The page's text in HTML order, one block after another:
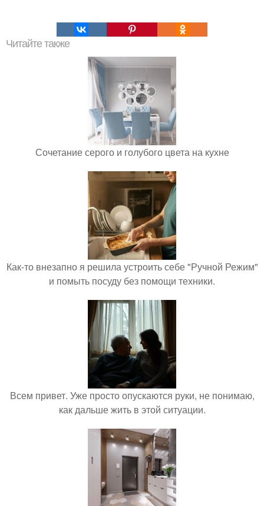
Читайте также
Сочетание серого и голубого цвета на кухне
Как-то внезапно я решила устроить себе "Ручной Режим"
и помыть посуду без помощи техники.
Всем привет. Уже просто опускаются руки, не понимаю,
как дальше жить в этой ситуации.